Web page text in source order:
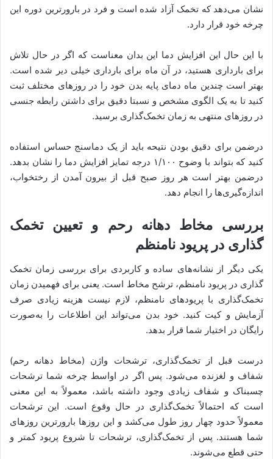
نشان می‌دهد که تخمک آزاد شده است و فرد در بارورترین دوره این
چرخه خود قرار دارد.
با این حال این افزایش دما این بدان معناست که اگر در حال تلاش
برای بارداری هستید، در آن ماه برای بارداری خیلی دیر شده است.
بهتر است چندین ماه دمای پایه بدن خود را در روزهای مختلف ثبت
کنید تا به یک الگوی مشخص و نسبتا دقیق برای داشتن رابطه جنسی
در روزهای منتهی به زمان تخمک‌گذاری برسید.
درضمن برای دقیق بودن نتیحه باید از یک دماسنج حساس استفاده
کنید که بتواند با وضوح ۱/۱۰۰ درجه تمایز افزایش دما را نشان بدهد.
درضمن بهتر است هر روز صبح قبل از بیرون آمدن از رختخواب،
اندازه‌گیری‌ها را انجام دهد.
بررسی مخاط دهانه رحم و تعیین تخمک
گذاری در پریود نامنظم
یکی دیگر از نشانه‌های ساده و کاربردی برای بررسی زمان تخمک
گذاری در پریود نامنظم، ترشح مخاط است. یعنی برای فهمیدن زمان
تخمک‌گذاری با پریودهای نامنظم، لازم نیست هزینه زیادی صرف
آزمایش و کیت کنید. خود بدن می‌تواند این اطلاعات را به‌صورت
رایگان در اختیار شما قرار بدهد.
درست قبل از تخمک‌گذاری، ترشحات واژن (مخاط دهانه رحم)
شفاف و لغزنده می‌شود. پس اگر در اواسط چرخه شما ترشحات
چسبناک و شفاف زیادی وجود داشته باشد، معمولاً به این معنی
است که احتمالاً تخمک‌گذاری در حال وقوع است. این ترشحات
معمولاً حدود چهار روز طول می‌کشد و این روزها بارورترین روزهای
شما هستند. پس از تخمک‌گذاری، ترشحات تا شروع پریود کمتر و
حتی قطع می‌شوند.